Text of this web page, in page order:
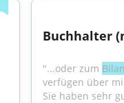
Buchhalter
"...oder zum
verfügen über
Sie haben sehr